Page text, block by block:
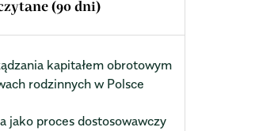
(90 dni)
kapitałem obrotowym
rodzinnych w Polsce
jako proces dostosowawczy